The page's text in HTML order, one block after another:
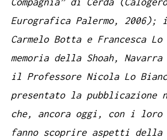
Eurografica Palermo, 2006);
Carmelo Botta e Francesca
memoria della Shoah,
il Professore Nicola Lo
presentato la pubblicazione
che, ancora oggi, con i
fanno scoprire aspetti della